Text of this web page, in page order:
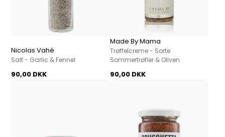
Nicolas Vahé
Salt - Garlic & Fennel
90,00 DKK
Made By Mama
Trøffelcreme - Sorte
Sommertrøfler & Oliven
90,00 DKK